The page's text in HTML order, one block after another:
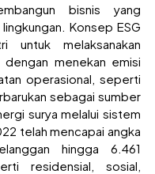
bisnis yang
Konsep ESG
untuk melaksanakan
dengan menekan emisi
operasional, seperti
sebagai sumber
surya melalui sistem
telah mencapai angka
hingga 6.461
residensial, sosial,